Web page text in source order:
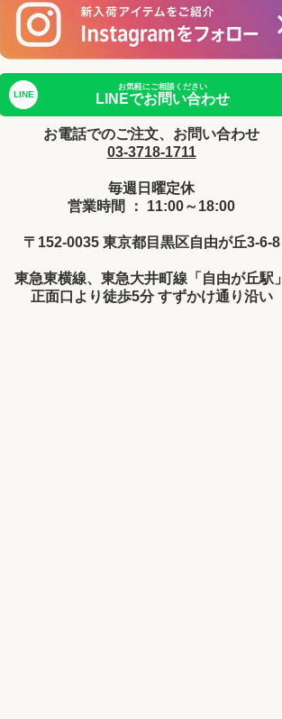
LINE
お気軽にご相談ください
LINEでお問い合わせ
お電話でのご注文、お問い合わせ
03-3718-1711
毎週日曜定休
営業時間 ： 11:00～18:00
〒152-0035 東京都目黒区自由が丘3-6-8
東急東横線、東急大井町線「自由が丘駅」
正面口より徒歩5分 すずかけ通り沿い